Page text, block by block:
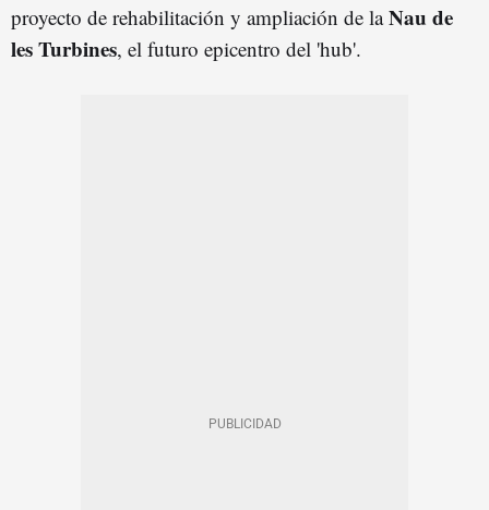
proyecto de rehabilitación y ampliación de laNau de
les Turbines, el futuro epicentro del 'hub'.